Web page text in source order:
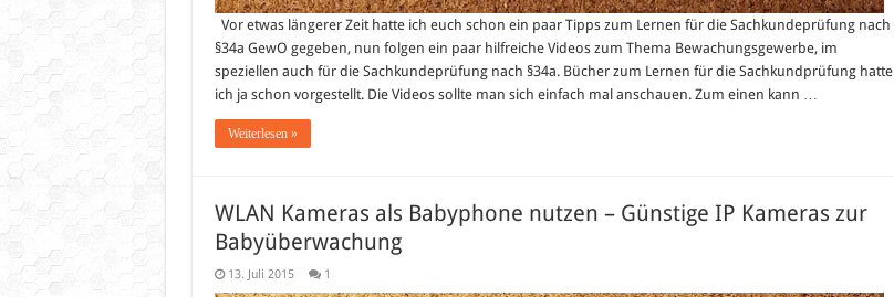
Vor etwas längerer Zeit hatte ich euch schon ein paar Tipps zum Lernen für die Sachkundeprüfung nach
§34a GewO gegeben, nun folgen ein paar hilfreiche Videos zum Thema Bewachungsgewerbe, im
speziellen auch für die Sachkundeprüfung nach §34a. Bücher zum Lernen für die Sachkundprüfung hatte
ich ja schon vorgestellt. Die Videos sollte man sich einfach mal anschauen. Zum einen kann …
Weiterlesen »
WLAN Kameras als Babyphone nutzen – Günstige IP Kameras zur
Babyüberwachung
13. Juli 2015 1